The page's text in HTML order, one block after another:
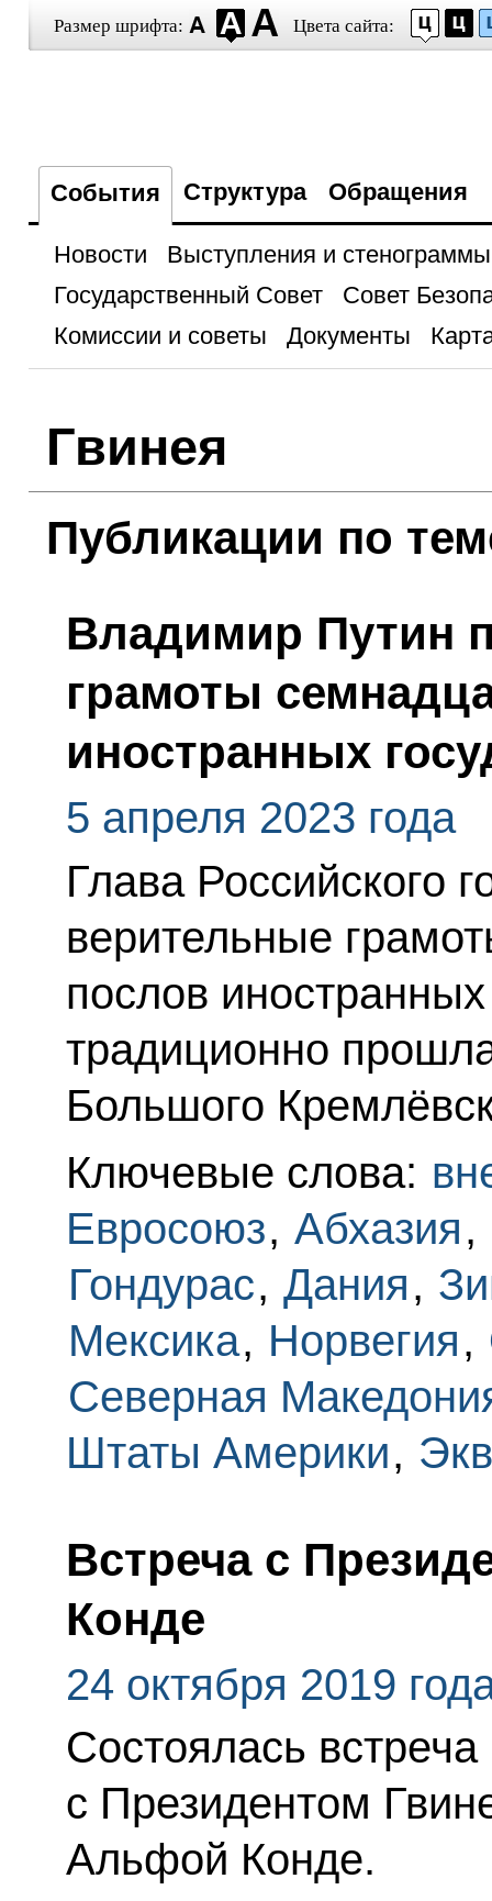
Размер шрифта: Цвета сайта:
События Структура Обращения
Новости
Выступления и стенограммы
Государственный Совет
Совет
Комиссии и советы
Документы
Гвинея
Публикации по
Владимир Путин
грамоты
иностранных
5 апреля 2023 года
Глава Российского
верительные
послов
традиционно
Большого
Ключевые слова:
Евросоюз, Абхазия,
Гондурас, Дания,
Мексика, Норвегия,
Северная
Штаты Америки,
Встреча с
Конде
24 октября 2019
Состоялась
с Президентом
Альфой Конде.